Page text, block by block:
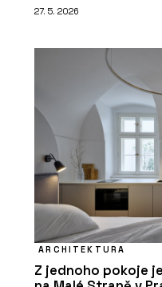
27. 5. 2026
ARCHITEKTURA
Z jednoho pokoje